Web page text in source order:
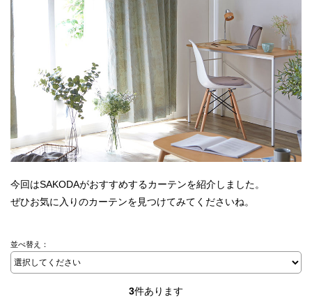
今回はSAKODAがおすすめするカーテンを紹介しました。
ぜひお気に入りのカーテンを見つけてみてくださいね。
並べ替え：
3件あります